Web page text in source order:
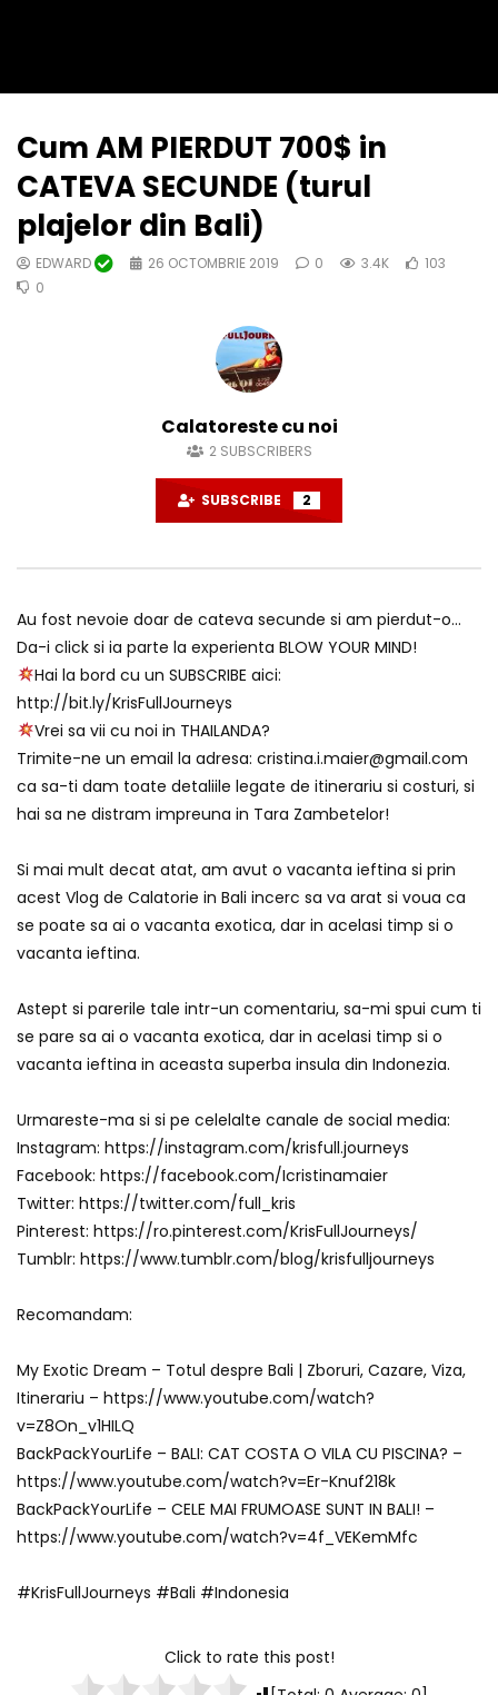
Cum AM PIERDUT 700$ in
CATEVA SECUNDE (turul
plajelor din Bali)
EDWARD 26 OCTOMBRIE 2019 0 3.4K
103
0
Calatoreste cu noi
2 SUBSCRIBERS
SUBSCRIBE 2
Au fost nevoie doar de cateva secunde si am pierdut-o…
Da-i click si ia parte la experienta BLOW YOUR MIND!
Hai la bord cu un SUBSCRIBE aici:
http://bit.ly/KrisFullJourneys
Vrei sa vii cu noi in THAILANDA?
Trimite-ne un email la adresa: cristina.i.maier@gmail.com
ca sa-ti dam toate detaliile legate de itinerariu si costuri, si
hai sa ne distram impreuna in Tara Zambetelor!
Si mai mult decat atat, am avut o vacanta ieftina si prin
acest Vlog de Calatorie in Bali incerc sa va arat si voua ca
se poate sa ai o vacanta exotica, dar in acelasi timp si o
vacanta ieftina.
Astept si parerile tale intr-un comentariu, sa-mi spui cum ti
se pare sa ai o vacanta exotica, dar in acelasi timp si o
vacanta ieftina in aceasta superba insula din Indonezia.
Urmareste-ma si si pe celelalte canale de social media:
Instagram: https://instagram.com/krisfull.journeys
Facebook: https://facebook.com/Icristinamaier
Twitter: https://twitter.com/full_kris
Pinterest: https://ro.pinterest.com/KrisFullJourneys/
Tumblr: https://www.tumblr.com/blog/krisfulljourneys
Recomandam:
My Exotic Dream – Totul despre Bali | Zboruri, Cazare, Viza,
Itinerariu – https://www.youtube.com/watch?
v=Z8On_v1HILQ
BackPackYourLife – BALI: CAT COSTA O VILA CU PISCINA? –
https://www.youtube.com/watch?v=Er-Knuf218k
BackPackYourLife – CELE MAI FRUMOASE SUNT IN BALI! –
https://www.youtube.com/watch?v=4f_VEKemMfc
#KrisFullJourneys #Bali #Indonesia
Click to rate this post!